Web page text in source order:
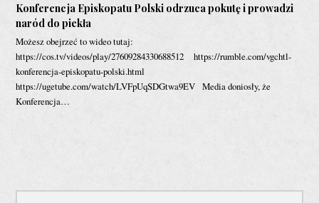
Konferencja Episkopatu Polski odrzuca pokutę i prowadzi
naród do piekła
Możesz obejrzeć to wideo tutaj:
https://cos.tv/videos/play/27609284330688512 https://rumble.com/vgchtl-
konferencja-episkopatu-polski.html
https://ugetube.com/watch/LVFpUqSDGtwa9EV Media doniosły, że
Konferencja…